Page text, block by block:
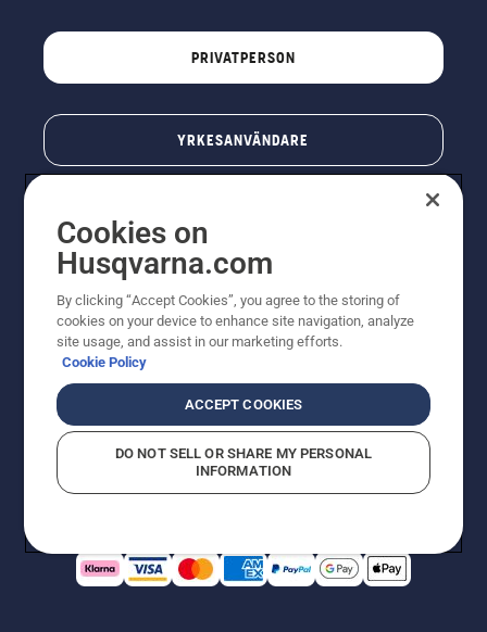
PRIVATPERSON
YRKESANVÄNDARE
© Husqvarna AB (publ). All rights reserved. Priserna
som visas är rekommenderade cirkapriser. Alla angivna
priser är rekommenderade försäljningspriser (inkl.
moms) om inte produkten är tillgänglig för direkt köp.
CookiepolicyAnvändningsvillkor Sekretessmeddelande
Rapportera misstänkta överträdelser
Cookies on
Husqvarna.com
By clicking “Accept Cookies”, you agree to the storing of
cookies on your device to enhance site navigation, analyze
site usage, and assist in our marketing efforts.
Cookie Policy
ACCEPT COOKIES
DO NOT SELL OR SHARE MY PERSONAL
INFORMATION